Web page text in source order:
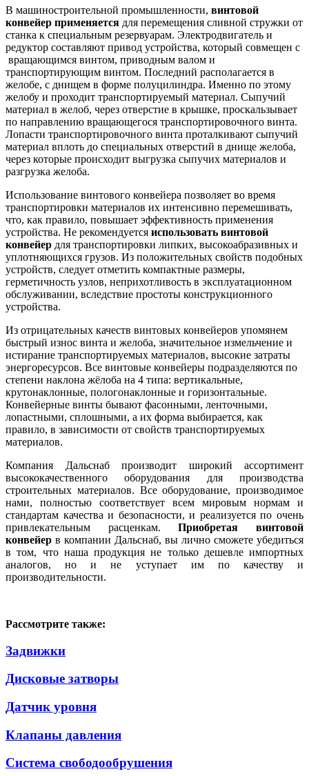
В машиностроительной промышленности, винтовой
конвейер применяется для перемещения сливной стружки от
станка к специальным резервуарам. Электродвигатель и
редуктор составляют привод устройства, который совмещен с
вращающимся винтом, приводным валом и
транспортирующим винтом. Последний располагается в
желобе, с днищем в форме полуцилиндра. Именно по этому
желобу и проходит транспортируемый материал. Сыпучий
материал в желоб, через отверстие в крышке, проскальзывает
по направлению вращающегося транспортировочного винта.
Лопасти транспортировочного винта проталкивают сыпучий
материал вплоть до специальных отверстий в днище желоба,
через которые происходит выгрузка сыпучих материалов и
разгрузка желоба.
Использование винтового конвейера позволяет во время
транспортировки материалов их интенсивно перемешивать,
что, как правило, повышает эффективность применения
устройства. Не рекомендуется использовать винтовой
конвейер для транспортировки липких, высокоабразивных и
уплотняющихся грузов. Из положительных свойств подобных
устройств, следует отметить компактные размеры,
герметичность узлов, неприхотливость в эксплуатационном
обслуживании, вследствие простоты конструкционного
устройства.
Из отрицательных качеств винтовых конвейеров упомянем
быстрый износ винта и желоба, значительное измельчение и
истирание транспортируемых материалов, высокие затраты
энергоресурсов. Все винтовые конвейеры подразделяются по
степени наклона жёлоба на 4 типа: вертикальные,
крутонаклонные, пологонаклонные и горизонтальные.
Конвейерные винты бывают фасонными, ленточными,
лопастными, сплошными, а их форма выбирается, как
правило, в зависимости от свойств транспортируемых
материалов.
Компания Дальснаб производит широкий ассортимент
высококачественного оборудования для производства
строительных материалов. Все оборудование, производимое
нами, полностью соответствует всем мировым нормам и
стандартам качества и безопасности, и реализуется по очень
привлекательным расценкам.Приобретая
винтовой
конвейер в компании Дальснаб, вы лично сможете убедиться
в том, что наша продукция не только дешевле импортных
аналогов, но и не уступает им по качеству и
производительности.
Рассмотрите также:
Задвижки
Дисковые затворы
Датчик уровня
Клапаны давления
Система свободообрушения